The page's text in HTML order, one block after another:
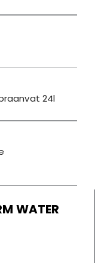
24l
WATER